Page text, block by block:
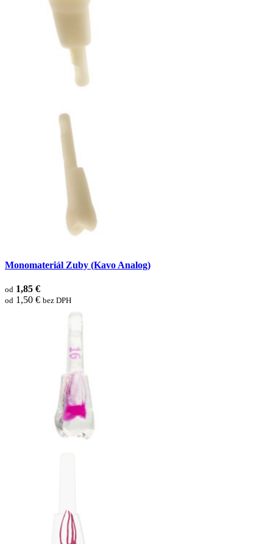
Monomateriál Zuby (Kavo Analog)
od 1,85 €
od 1,50 € bez DPH